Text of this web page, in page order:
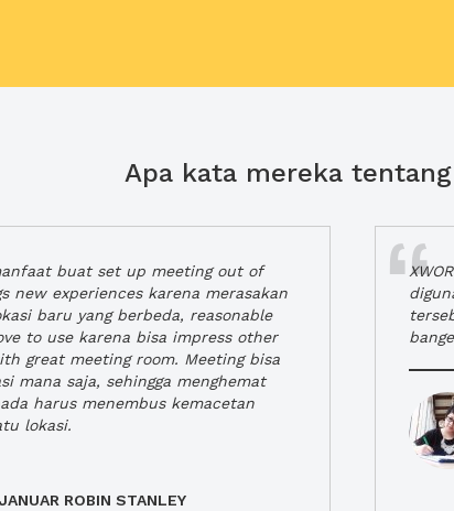
Apa kata mereka tentang
buat set up meeting out of
new experiences karena merasakan
baru yang berbeda, reasonable
to use karena bisa impress other
great meeting room. Meeting bisa
mana saja, sehingga menghemat
harus menembus kemacetan
lokasi.
JANUAR ROBIN STANLEY